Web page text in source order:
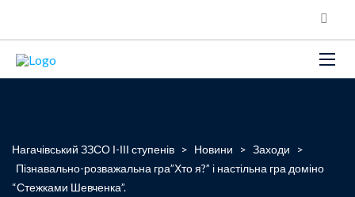
Нагачівський ЗЗСО І-ІІІ ступенів > Новини > Заходи
>
Пізнавально-розважальна гра”Хто я?” і настільна гра доміно
“Стежками Шевченка”.